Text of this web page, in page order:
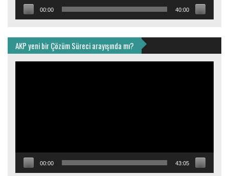
00:00 40:00
AKP yeni bir Çözüm Süreci arayışında mı?
00:00 43:05